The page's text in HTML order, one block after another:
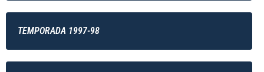
TEMPORADA 1997-98